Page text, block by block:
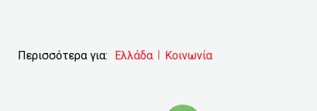
Περισσότερα για: Ελλάδα Κοινωνία